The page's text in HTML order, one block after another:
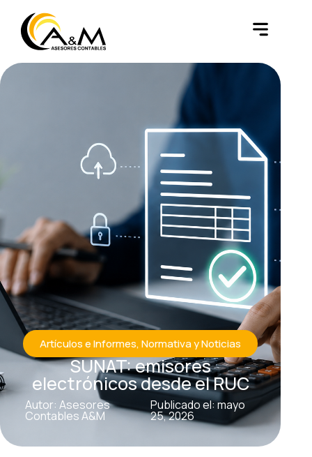
Artículos e Informes,Normativa y Noticias
SUNAT: emisores
electrónicos desde el RUC
Autor: Asesores
Contables A&M
Publicado el: mayo
25, 2026